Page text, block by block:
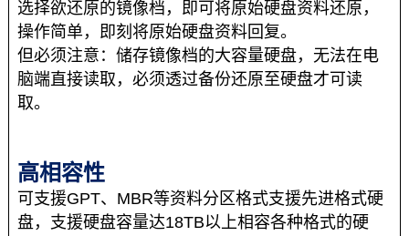
选择欲还原的镜像档，即可将原始硬盘资料还原，
操作简单，即刻将原始硬盘资料回复。
但必须注意：储存镜像档的大容量硬盘，无法在电
脑端直接读取，必须透过备份还原至硬盘才可读
取。
高相容性
可支援GPT、MBR等资料分区格式支援先进格式硬
盘，支援硬盘容量达18TB以上相容各种格式的硬